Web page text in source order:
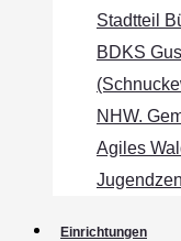
Stadtteil
BDKS
NHW.
Agiles
Einrichtungen